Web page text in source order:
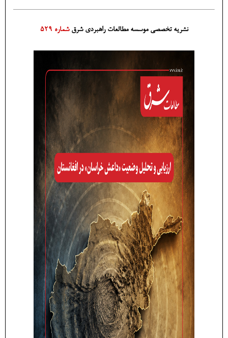
نشریه تخصصی موسسه مطالعات راهبردی شرقشماره 529